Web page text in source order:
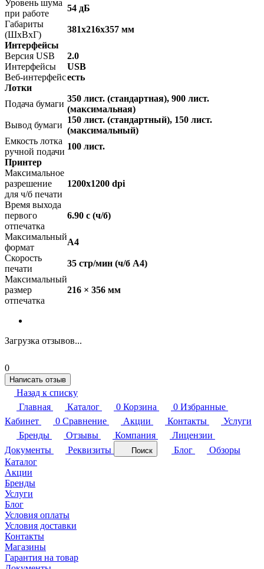
Уровень шума
при работе
54 дБ
Габариты
(ШхВхГ)
381x216x357 мм
Интерфейсы
Версия USB
2.0
Интерфейсы
USB
Веб-интерфейсесть
Лотки
Подача бумаги
350 лист. (стандартная), 900 лист.
(максимальная)
Вывод бумаги
150 лист. (стандартный), 150 лист.
(максимальный)
Емкость лотка
ручной подачи
100 лист.
Принтер
Максимальное
разрешение
для ч/б печати
1200x1200 dpi
Время выхода
первого
отпечатка
6.90 c (ч/б)
Максимальный
формат
A4
Скорость
печати
35 стр/мин (ч/б А4)
Максимальный
размер
отпечатка
216 × 356 мм
Загрузка отзывов...
0
Написать отзыв
Назад к списку
Главная
Каталог 0 Корзина 0 Избранные
Кабинет
0 Сравнение Акции Контакты
Услуги
Бренды
Отзывы Компания
Лицензии
Документы
Реквизиты Поиск Блог
Обзоры
Каталог
Акции
Бренды
Услуги
Блог
Условия оплаты
Условия доставки
Контакты
Магазины
Гарантия на товар